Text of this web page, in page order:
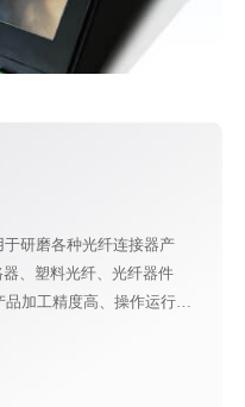
于研磨各种光纤连接器产
、塑料光纤、光纤器件
加工精度高、操作运行稳
纤研磨机，再配合各种规